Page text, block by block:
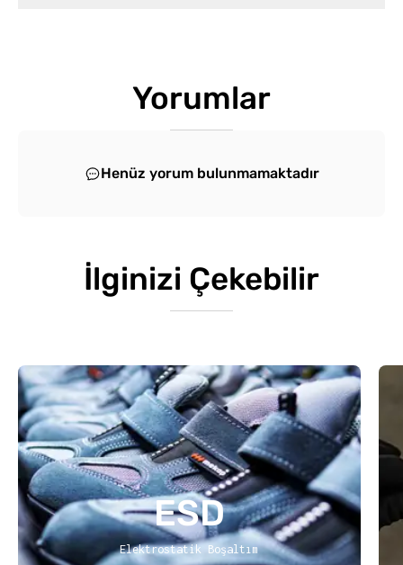
Yorumlar
Henüz yorum bulunmamaktadır
İlginizi Çekebilir
ESD
Elektrostatik Boşaltım